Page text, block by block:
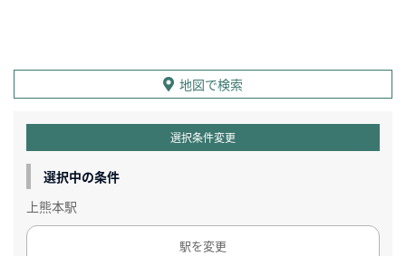
地図で検索
選択条件変更
選択中の条件
上熊本駅
駅を変更